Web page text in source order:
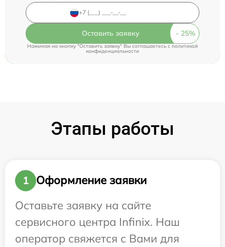
Оставить заявку
Нажимая на кнопку "Оставить заявку" Вы соглашаетесь cполитикой
конфиденциальности
Этапы работы
1
Оформление заявки
Оставьте заявку на сайте
сервисного центра Infinix. Наш
оператор свяжется с Вами для